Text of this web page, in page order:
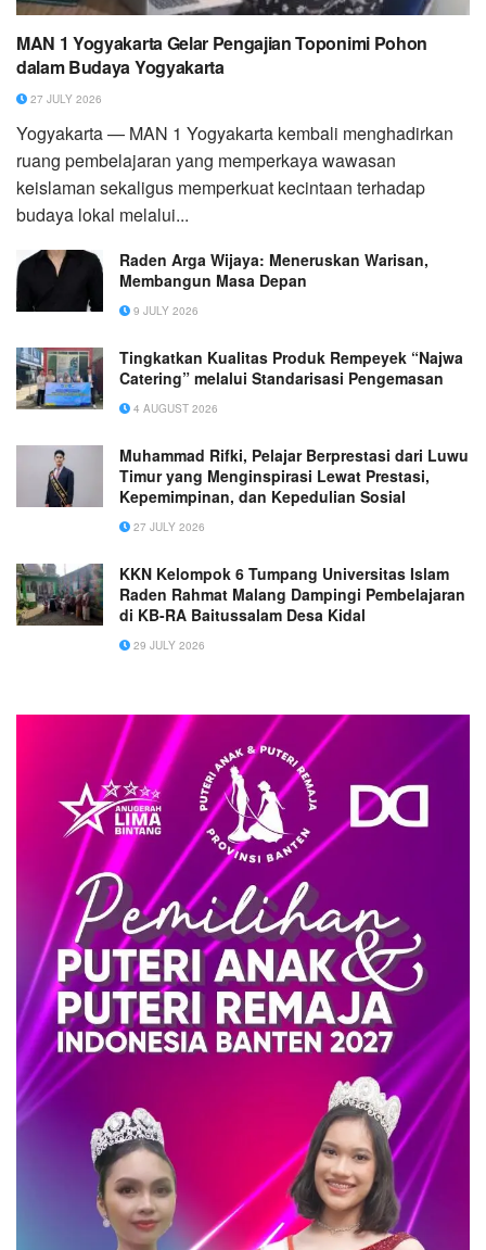
MAN 1 Yogyakarta Gelar Pengajian Toponimi Pohon
dalam Budaya Yogyakarta
27 JULY 2026
Yogyakarta — MAN 1 Yogyakarta kembali menghadirkan
ruang pembelajaran yang memperkaya wawasan
keislaman sekaligus memperkuat kecintaan terhadap
budaya lokal melalui...
Raden Arga Wijaya: Meneruskan Warisan,
Membangun Masa Depan
9 JULY 2026
Tingkatkan Kualitas Produk Rempeyek “Najwa
Catering” melalui Standarisasi Pengemasan
4 AUGUST 2026
Muhammad Rifki, Pelajar Berprestasi dari Luwu
Timur yang Menginspirasi Lewat Prestasi,
Kepemimpinan, dan Kepedulian Sosial
27 JULY 2026
KKN Kelompok 6 Tumpang Universitas Islam
Raden Rahmat Malang Dampingi Pembelajaran
di KB-RA Baitussalam Desa Kidal
29 JULY 2026